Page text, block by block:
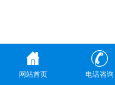
网站首页 电话咨询